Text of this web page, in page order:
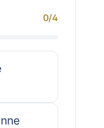
0/4